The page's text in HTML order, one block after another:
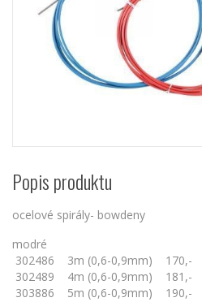
Popis produktu
ocelové spirály- bowdeny
modré
302486 3m (0,6-0,9mm) 170,-
302489 4m (0,6-0,9mm) 181,-
303886 5m (0,6-0,9mm) 190,-